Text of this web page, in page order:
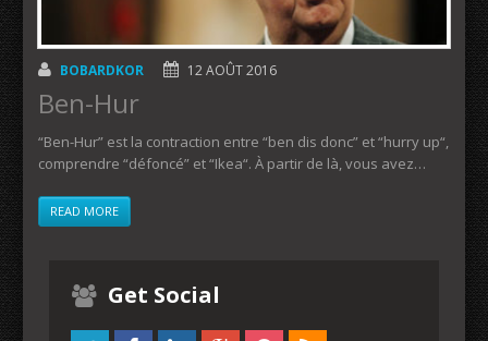
BOBARDKOR 12 AOÛT 2016
Ben-Hur
“Ben-Hur” est la contraction entre “ben dis donc” et “hurry up“,
comprendre “défoncé” et “Ikea“. À partir de là, vous avez…
READ MORE
Get Social